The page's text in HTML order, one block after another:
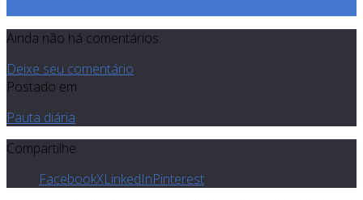
Ainda não há comentários.
Deixe seu comentário
Postado em
Pauta diária
Compartilhe
FacebookXLinkedInPinterest